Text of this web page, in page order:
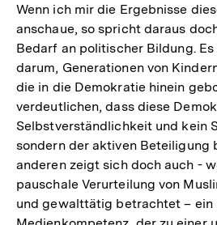
Wenn ich mir die Ergebnisse
anschaue, so spricht daraus
Bedarf an politischer Bildung.
darum, Generationen von
die in die Demokratie hinein
verdeutlichen, dass diese
Selbstverständlichkeit und kein
sondern der aktiven Beteiligung
anderen zeigt sich doch auch -
pauschale Verurteilung von
und gewalttätig betrachtet – ein